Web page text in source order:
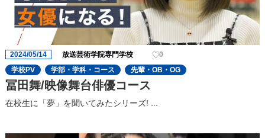
2024/05/14 放送芸術学院専門学校
0
学校PV
学部・学科・コース 先輩・OB・OG
冨田舞/映像舞台俳優コース
在校生に「夢」を聞いてみたシリーズ! ...